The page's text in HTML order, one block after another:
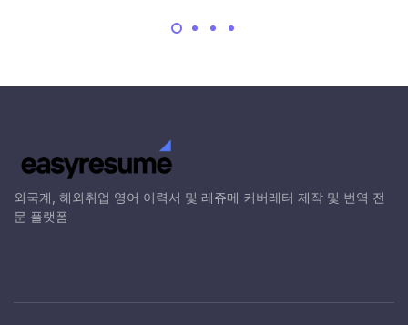
외국계, 해외취업 영어 이력서 및 레쥬메 커버레터 제작 및 번역 전
문 플랫폼